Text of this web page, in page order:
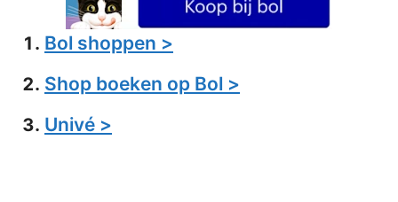
Bol shoppen >
Shop boeken op Bol >
Univé >